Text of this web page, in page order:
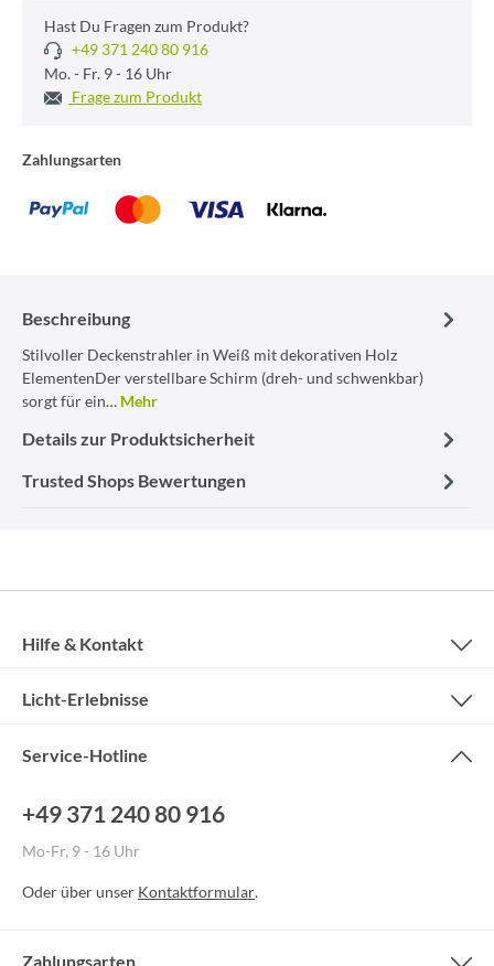
Hast Du Fragen zum Produkt?
+49 371 240 80 916
Mo. - Fr. 9 - 16 Uhr
Frage zum Produkt
Zahlungsarten
Beschreibung
Stilvoller Deckenstrahler in Weiß mit dekorativen Holz
ElementenDer verstellbare Schirm (dreh- und schwenkbar)
sorgt für ein… Mehr
Details zur Produktsicherheit
Trusted Shops Bewertungen
Service-Hotline
+49 371 240 80 916
Mo-Fr, 9 - 16 Uhr
Oder über unser Kontaktformular.
Hilfe & Kontakt
Licht-Erlebnisse
Zahlungsarten